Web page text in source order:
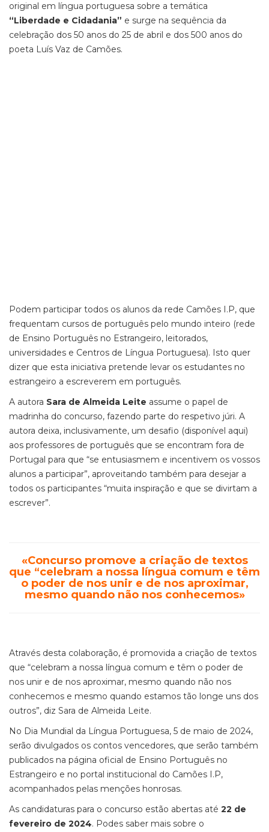
original em língua portuguesa sobre a temática
“Liberdade e Cidadania” e surge na sequência da
celebração dos 50 anos do 25 de abril e dos 500 anos do
poeta Luís Vaz de Camões.
Podem participar todos os alunos da rede Camões I.P, que
frequentam cursos de português pelo mundo inteiro (rede
de Ensino Português no Estrangeiro, leitorados,
universidades e Centros de Língua Portuguesa). Isto quer
dizer que esta iniciativa pretende levar os estudantes no
estrangeiro a escreverem em português.
A autora Sara de Almeida Leite assume o papel de
madrinha do concurso, fazendo parte do respetivo júri. A
autora deixa, inclusivamente, um desafio (disponível aqui)
aos professores de português que se encontram fora de
Portugal para que “se entusiasmem e incentivem os vossos
alunos a participar”, aproveitando também para desejar a
todos os participantes “muita inspiração e que se divirtam a
escrever”.
«Concurso promove a criação de textos
que “celebram a nossa língua comum e têm
o poder de nos unir e de nos aproximar,
mesmo quando não nos conhecemos»
Através desta colaboração, é promovida a criação de textos
que “celebram a nossa língua comum e têm o poder de
nos unir e de nos aproximar, mesmo quando não nos
conhecemos e mesmo quando estamos tão longe uns dos
outros”, diz Sara de Almeida Leite.
No Dia Mundial da Língua Portuguesa, 5 de maio de 2024,
serão divulgados os contos vencedores, que serão também
publicados na página oficial de Ensino Português no
Estrangeiro e no portal institucional do Camões I.P,
acompanhados pelas menções honrosas.
As candidaturas para o concurso estão abertas até 22 de
fevereiro de 2024. Podes saber mais sobre o